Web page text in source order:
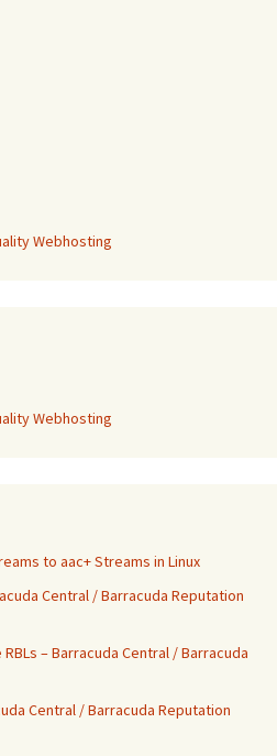
Webhosting
Webhosting
to aac+ Streams in Linux
Central / Barracuda Reputation
– Barracuda Central / Barracuda
Central / Barracuda Reputation